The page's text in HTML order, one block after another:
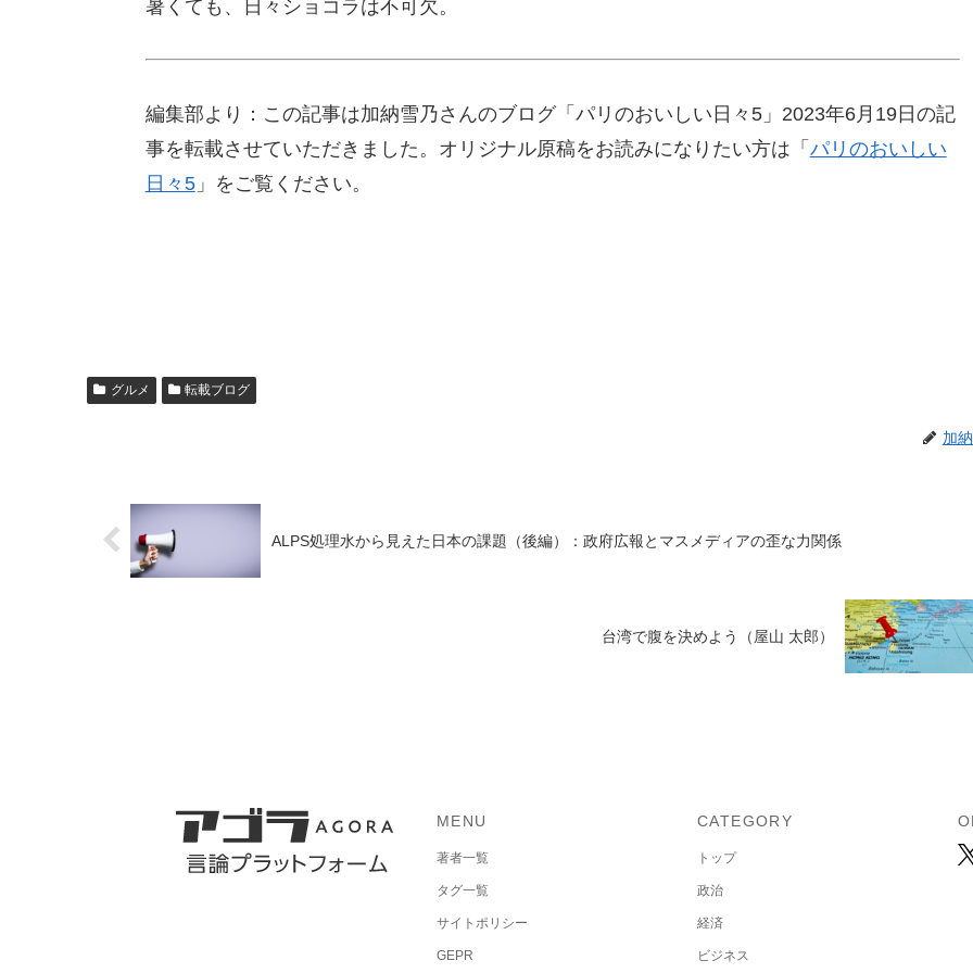
暑くても、日々ショコラは不可欠。
編集部より：この記事は加納雪乃さんのブログ「パリのおいしい日々5」2023年6月19日の記
事を転載させていただきました。オリジナル原稿をお読みになりたい方は「 パリのおいしい
日々5」をご覧ください。
グルメ 転載ブログ
加
ALPS処理水から見えた日本の課題（後編）：政府広報とマスメディアの歪な力関係
台湾で腹を決めよう（屋山 太郎）
MENU
著者一覧
タグ一覧
サイトポリシー
GEPR
CATEGORY
トップ
政治
経済
ビジネス